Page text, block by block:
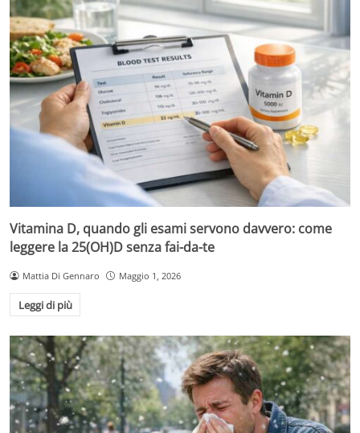
Vitamina D, quando gli esami servono davvero: come
leggere la 25(OH)D senza fai-da-te
Mattia Di Gennaro Maggio 1, 2026
Leggi di più